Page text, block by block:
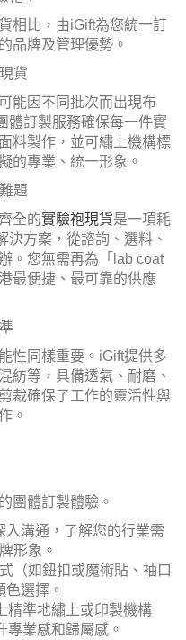
相比，由iGift為您統一訂
品牌及管理優勢。
貨
能因不同批次而出現布
體訂製服務確保每一件實
料製作，並可繡上機構標
的專業、統一形象。
題
全的實驗袍現貨是一項耗
決方案，從諮詢、選料、
。您無需再為「lab coat
最便捷、最可靠的供應
性同樣重要。iGift提供多
紡等，具備透氣、耐磨、
裁確保了工作的靈活性與
。
團體訂製體驗。
溝通，了解您的行業需
形象。
（如鈕扣或魔術貼、袖口
色選擇。
精準地繡上或印製機構
專業感和歸屬感。